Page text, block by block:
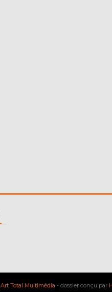
Art Total Multimédia - dossier conçu par